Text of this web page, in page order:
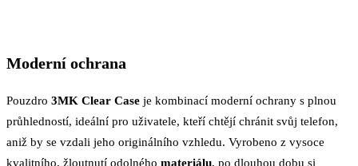
Moderní ochrana
Pouzdro 3MK Clear Case je kombinací moderní ochrany s plnou
průhledností, ideální pro uživatele, kteří chtějí chránit svůj telefon,
aniž by se vzdali jeho originálního vzhledu. Vyrobeno z vysoce
kvalitního, žloutnutí odolného materiálu, po dlouhou dobu si